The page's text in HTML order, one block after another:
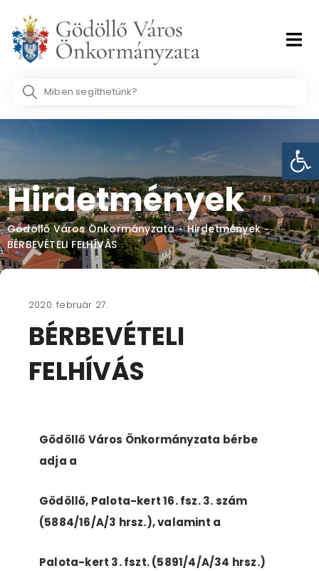
content
Search
Hirdetmények
Gödöllő Város Önkormányzata - Hirdetmények -
BÉRBEVÉTELI FELHÍVÁS
2020. február 27.
BÉRBEVÉTELI
FELHÍVÁS
Gödöllő Város Önkormányzata bérbe
adja a
Gödöllő, Palota-kert 16. fsz. 3. szám
(5884/16/A/3 hrsz.), valamint a
Palota-kert 3. fszt. (5891/4/A/34 hrsz.)